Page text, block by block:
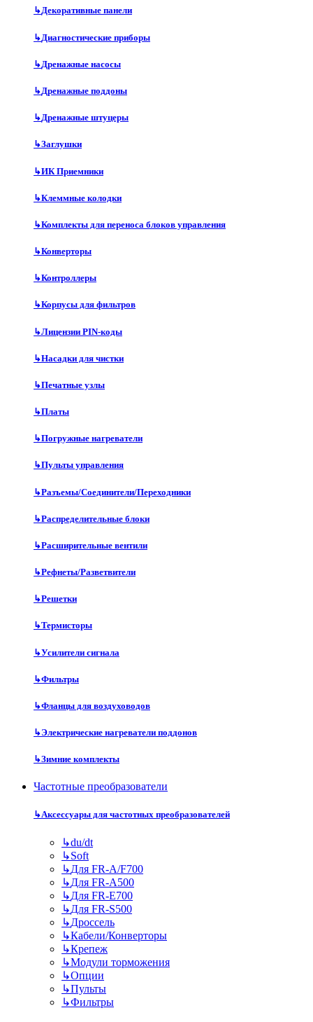
↳Декоративные панели
↳Диагностические приборы
↳Дренажные насосы
↳Дренажные поддоны
↳Дренажные штуцеры
↳Заглушки
↳ИК Приемники
↳Клеммные колодки
↳Комплекты для переноса блоков управления
↳Конверторы
↳Контроллеры
↳Корпусы для фильтров
↳Лицензии PIN-коды
↳Насадки для чистки
↳Печатные узлы
↳Платы
↳Погружные нагреватели
↳Пульты управления
↳Разъемы/Соединители/Переходники
↳Распределительные блоки
↳Расширительные вентили
↳Рефнеты/Разветвители
↳Решетки
↳Термисторы
↳Усилители сигнала
↳Фильтры
↳Фланцы для воздуховодов
↳Электрические нагреватели поддонов
↳Зимние комплекты
Частотные преобразователи
↳Аксессуары для частотных преобразователей
↳du/dt
↳Soft
↳Для FR-A/F700
↳Для FR-A500
↳Для FR-E700
↳Для FR-S500
↳Дроссель
↳Кабели/Конверторы
↳Крепеж
↳Модули торможения
↳Опции
↳Пульты
↳Фильтры